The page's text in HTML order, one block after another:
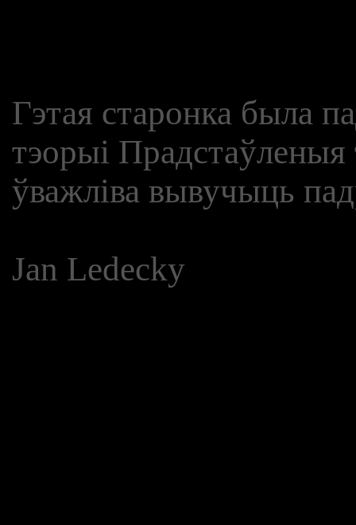
Гэтая старонка была
тэорыі Прадстаўленыя
ўважліва вывучыць
Jan Ledecky